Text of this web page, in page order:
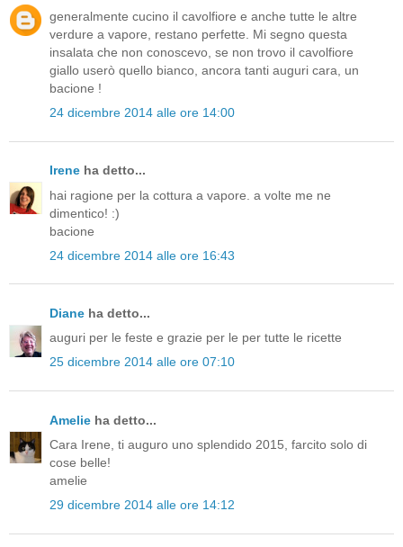
generalmente cucino il cavolfiore e anche tutte le altre
verdure a vapore, restano perfette. Mi segno questa
insalata che non conoscevo, se non trovo il cavolfiore
giallo userò quello bianco, ancora tanti auguri cara, un
bacione !
24 dicembre 2014 alle ore 14:00
Irene ha detto...
hai ragione per la cottura a vapore. a volte me ne
dimentico! :)
bacione
24 dicembre 2014 alle ore 16:43
Diane ha detto...
auguri per le feste e grazie per le per tutte le ricette
25 dicembre 2014 alle ore 07:10
Amelie ha detto...
Cara Irene, ti auguro uno splendido 2015, farcito solo di
cose belle!
amelie
29 dicembre 2014 alle ore 14:12